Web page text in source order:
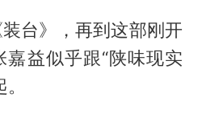
台》，再到这部刚开
嘉益似乎跟“陕味现实